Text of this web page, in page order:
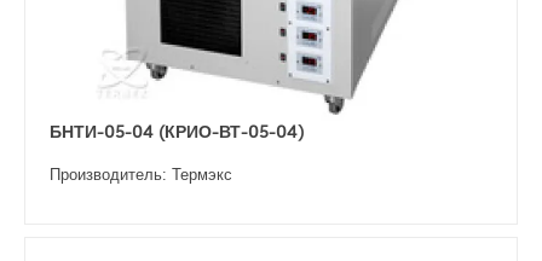
БНТИ-05-04 (КРИО-ВТ-05-04)
Производитель: Термэкс